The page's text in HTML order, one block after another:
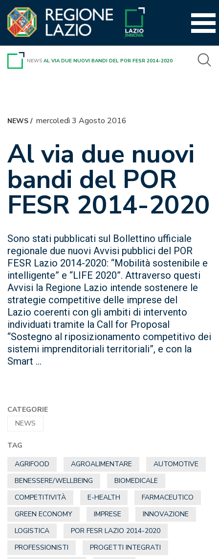
contenuto
NEWS AL VIA DUE NUOVI BANDI DEL POR FESR 2014-2020
NEWS/ mercoledì 3 Agosto 2016
Al via due nuovi
bandi del POR
FESR 2014-2020
Sono stati pubblicati sul Bollettino ufficiale
regionale due nuovi Avvisi pubblici del POR
FESR Lazio 2014-2020: “Mobilità sostenibile e
intelligente” e “LIFE 2020”. Attraverso questi
Avvisi la Regione Lazio intende sostenere le
strategie competitive delle imprese del
Lazio coerenti con gli ambiti di intervento
individuati tramite la Call for Proposal
“Sostegno al riposizionamento competitivo dei
sistemi imprenditoriali territoriali”, e con la
Smart ...
CATEGORIE
NEWS
TAG
AGRIFOOD AGROALIMENTARE
AUTOMOTIVE
BENESSERE/WELLBEING
BIOMEDICALE
COMPETITIVITÀ
E-HEALTH
FARMACEUTICO
GREEN ECONOMY
IMPRESE
INNOVAZIONE
LOGISTICA
POR FESR LAZIO 2014-2020
PROFESSIONISTI
PROGETTI INTEGRATI